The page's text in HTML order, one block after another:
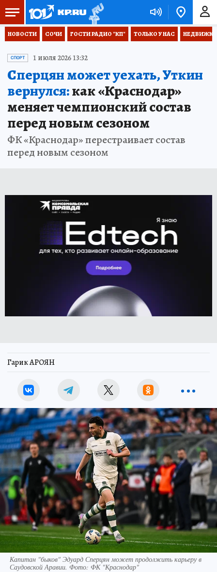
НОВОСТИ СОЧИ ГОСТИ РАДИО "КП" ТОЛЬКО У НАС НЕДВИЖКА
СПОРТ 1 июля 2026 13:32
Сперцян может уехать, Уткин
вернулся:как «Краснодар»
меняет чемпионский состав
перед новым сезоном
ФК «Краснодар» перестраивает состав
перед новым сезоном
Гарик АРОЯН
Капитан "быков" Эдуард Сперцян может продолжить карьеру в
Саудовской Аравии. Фото: ФК "Краснодар"